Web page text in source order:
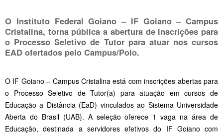
O Instituto Federal Goiano – IF Goiano – Campus
Cristalina, torna pública a abertura de inscrições para
o Processo Seletivo de Tutor para atuar nos cursos
EAD ofertados pelo Campus/Polo.
O IF Goiano – Campus Cristalina está com inscrições abertas para
o Processo Seletivo de Tutor(a) para atuação em cursos de
Educação a Distância (EaD) vinculados ao Sistema Universidade
Aberta do Brasil (UAB). A seleção oferece 1 vaga na área de
Educação, destinada a servidores efetivos do IF Goiano com